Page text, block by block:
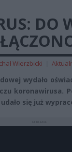
DO
Wierzbicki |
wydało
koronawirusa.
się już